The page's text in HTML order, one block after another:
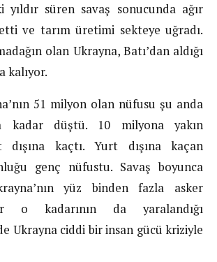
yıldır süren savaş sonucunda ağır
ve tarım üretimi sekteye uğradı.
olan Ukrayna, Batı’dan aldığı
kalıyor.
51 milyon olan nüfusu şu anda
kadar düştü. 10 milyona yakın
dışına kaçtı. Yurt dışına kaçan
genç nüfustu. Savaş boyunca
yüz binden fazla asker
o kadarının da yaralandığı
Ukrayna ciddi bir insan gücü kriziyle